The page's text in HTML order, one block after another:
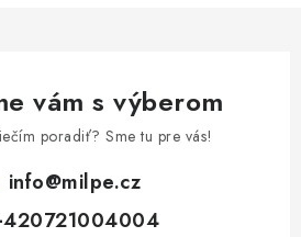
vám s výberom
poradiť? Sme tu pre vás!
info@milpe.cz